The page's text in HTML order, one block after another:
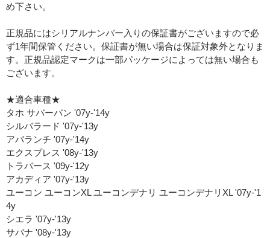
め下さい。
正規品にはシリアルナンバー入りの保証書がございますので必
ず1年間保管ください。保証書が無い場合は保証対象外となりま
す。正規品認定マークは一部パッケージによっては無い場合も
ございます。
★適合車種★
タホ サバーバン '07y-'14y
シルバラード '07y-'13y
アバランチ '07y-'14y
エクスプレス '08y-'13y
トラバース '09y-'12y
アカディア '07y-'13y
ユーコン ユーコンXL ユーコンデナリ ユーコンデナリXL '07y-'1
4y
シエラ '07y-'13y
サバナ '08y-'13y